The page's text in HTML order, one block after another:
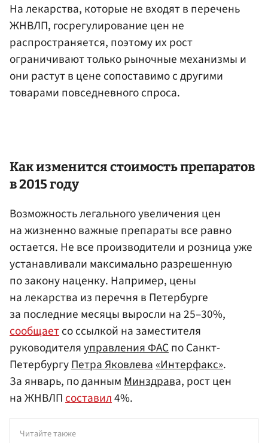
На лекарства, которые не входят в перечень
ЖНВЛП, госрегулирование цен не
распространяется, поэтому их рост
ограничивают только рыночные механизмы и
они растут в цене сопоставимо с другими
товарами повседневного спроса.
Как изменится стоимость препаратов
в 2015 году
Возможность легального увеличения цен
на жизненно важные препараты все равно
остается. Не все производители и розница уже
устанавливали максимально разрешенную
по закону наценку. Например, цены
на лекарства из перечня в Петербурге
за последние месяцы выросли на 25–30%,
сообщаетсо ссылкой на заместителя
руководителяуправления ФАСпо Санкт-
ПетербургуПетра Яковлева«Интерфакс».
За январь, по данным Минздрава, рост цен
на ЖНВЛП составил4%.
Читайте также